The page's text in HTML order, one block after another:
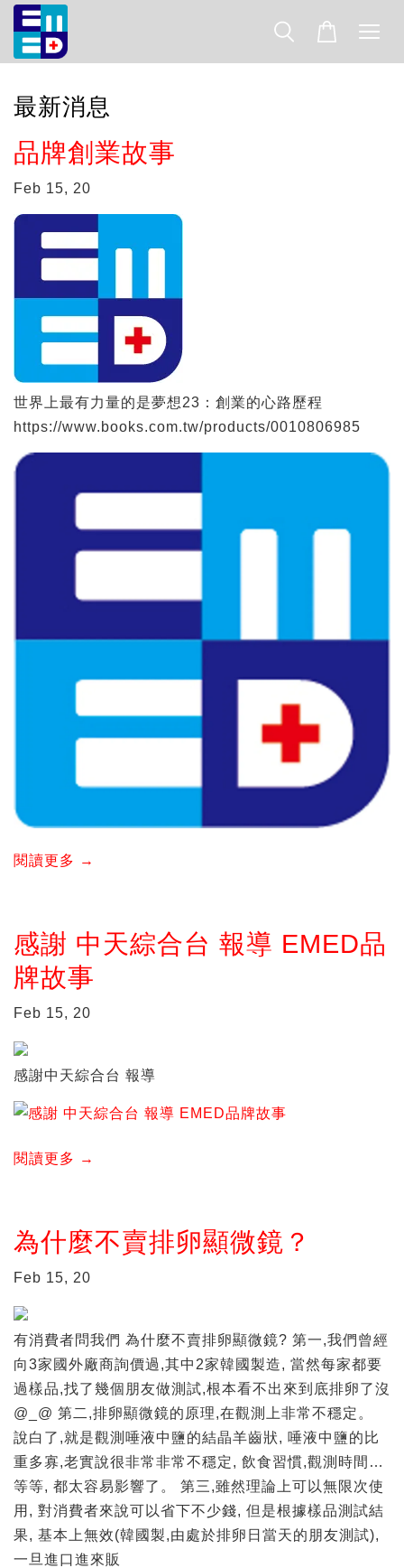
最新消息
品牌創業故事
Feb 15, 20
世界上最有力量的是夢想23：創業的心路歷程
https://www.books.com.tw/products/0010806985
閱讀更多 →
感謝 中天綜合台 報導 EMED品
牌故事
Feb 15, 20
感謝中天綜合台 報導
閱讀更多 →
為什麼不賣排卵顯微鏡？
Feb 15, 20
有消費者問我們 為什麼不賣排卵顯微鏡? 第一,我們曾經
向3家國外廠商詢價過,其中2家韓國製造, 當然每家都要
過樣品,找了幾個朋友做測試,根本看不出來到底排卵了沒
@_@ 第二,排卵顯微鏡的原理,在觀測上非常不穩定。
說白了,就是觀測唾液中鹽的結晶羊齒狀, 唾液中鹽的比
重多寡,老實說很非常非常不穩定, 飲食習慣,觀測時間…
等等, 都太容易影響了。 第三,雖然理論上可以無限次使
用, 對消費者來說可以省下不少錢, 但是根據樣品測試結
果, 基本上無效(韓國製,由處於排卵日當天的朋友測試),
一旦進口進來販